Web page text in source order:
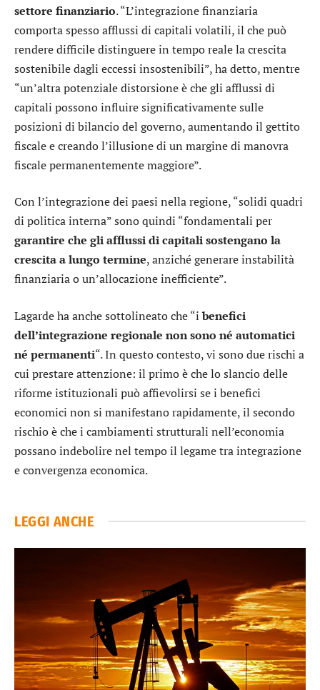
settore finanziario. “L’integrazione finanziaria
comporta spesso afflussi di capitali volatili, il che può
rendere difficile distinguere in tempo reale la crescita
sostenibile dagli eccessi insostenibili”, ha detto, mentre
“un’altra potenziale distorsione è che gli afflussi di
capitali possono influire significativamente sulle
posizioni di bilancio del governo, aumentando il gettito
fiscale e creando l’illusione di un margine di manovra
fiscale permanentemente maggiore”.
Con l’integrazione dei paesi nella regione, “solidi quadri
di politica interna” sono quindi “fondamentali per
garantire che gli afflussi di capitali sostengano la
crescita a lungo termine, anziché generare instabilità
finanziaria o un’allocazione inefficiente”.
Lagarde ha anche sottolineato che “ibenefici
dell’integrazione regionale non sono né automatici
né permanenti“. In questo contesto, vi sono due rischi a
cui prestare attenzione: il primo è che lo slancio delle
riforme istituzionali può affievolirsi se i benefici
economici non si manifestano rapidamente, il secondo
rischio è che i cambiamenti strutturali nell’economia
possano indebolire nel tempo il legame tra integrazione
e convergenza economica.
LEGGI ANCHE